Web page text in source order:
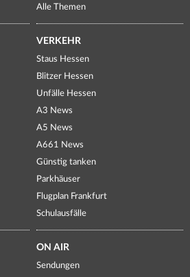
Alle Themen
VERKEHR
Staus Hessen
Blitzer Hessen
Unfälle Hessen
A3 News
A5 News
A661 News
Günstig tanken
Parkhäuser
Flugplan Frankfurt
Schulausfälle
ON AIR
Sendungen